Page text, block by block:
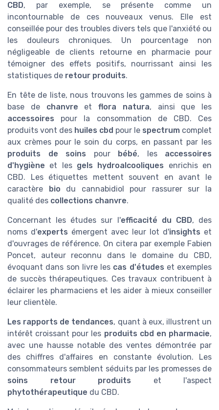
CBD, par exemple, se présente comme un
incontournable de ces nouveaux venus. Elle est
conseillée pour des troubles divers tels que l'anxiété ou
les douleurs chroniques. Un pourcentage non
négligeable de clients retourne en pharmacie pour
témoigner des effets positifs, nourrissant ainsi les
statistiques de retour produits.
En tête de liste, nous trouvons les gammes de soins à
base de chanvre et flora natura, ainsi que les
accessoires pour la consommation de CBD. Ces
produits vont des huiles cbd pour le spectrum complet
aux crèmes pour le soin du corps, en passant par les
produits de soins pour bébé, les accessoires
d'hygiène et les gels hydroalcooliques enrichis en
CBD. Les étiquettes mettent souvent en avant le
caractère
bio du cannabidiol pour rassurer sur la
qualité des collections chanvre.
Concernant les études sur l'efficacité du CBD, des
noms d'experts émergent avec leur lot d'insights et
d'ouvrages de référence. On citera par exemple Fabien
Poncet, auteur reconnu dans le domaine du CBD,
évoquant dans son livre les cas d'études et exemples
de succès thérapeutiques. Ces travaux contribuent à
éclairer les pharmaciens et les aider à mieux conseiller
leur clientèle.
Les rapports de tendances, quant à eux, illustrent un
intérêt croissant pour les produits cbd en pharmacie,
avec une hausse notable des ventes démontrée par
des chiffres d'affaires en constante évolution. Les
consommateurs semblent séduits par les promesses de
soins retour produits et l'aspect
phytothérapeutique du CBD.